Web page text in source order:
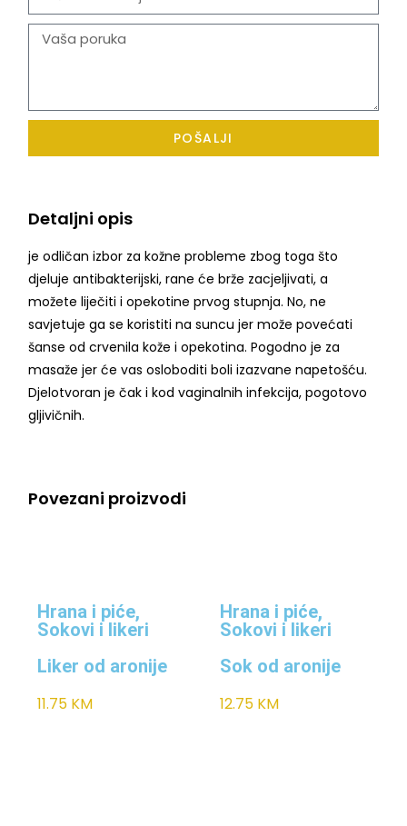
POŠALJI
Detaljni opis
je odličan izbor za kožne probleme zbog toga što
djeluje antibakterijski, rane će brže zacjeljivati, a
možete liječiti i opekotine prvog stupnja. No, ne
savjetuje ga se koristiti na suncu jer može povećati
šanse od crvenila kože i opekotina. Pogodno je za
masaže jer će vas osloboditi boli izazvane napetošću.
Djelotvoran je čak i kod vaginalnih infekcija, pogotovo
gljivičnih.
Povezani proizvodi
Hrana i piće,
Sokovi i likeri
Liker od aronije
11.75 KM
Hrana i piće,
Sokovi i likeri
Sok od aronije
12.75 KM